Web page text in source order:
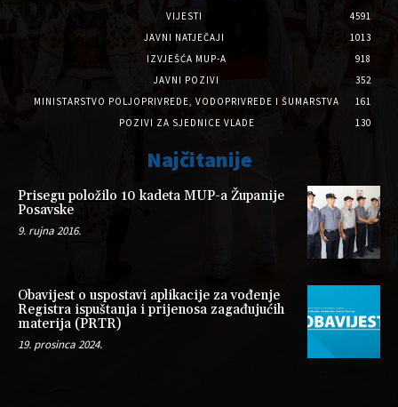
VIJESTI
4591
JAVNI NATJEČAJI
1013
IZVJEŠĆA MUP-A
918
JAVNI POZIVI
352
MINISTARSTVO POLJOPRIVREDE, VODOPRIVREDE I ŠUMARSTVA
161
POZIVI ZA SJEDNICE VLADE
130
Najčitanije
Prisegu položilo 10 kadeta MUP-a Županije
Posavske
9. rujna 2016.
Obavijest o uspostavi aplikacije za vođenje
Registra ispuštanja i prijenosa zagađujućih
materija (PRTR)
19. prosinca 2024.